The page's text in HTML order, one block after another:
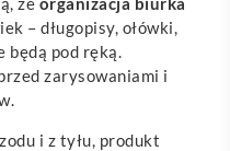
– długopisy, ołówki,
będą pod ręką.
zarysowaniami i
i z tyłu, produkt